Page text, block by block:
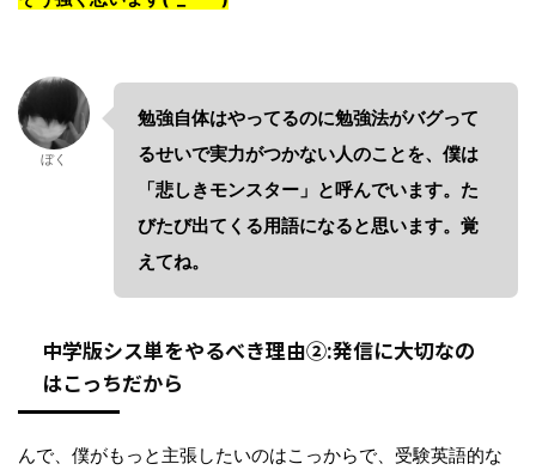
ぼく
勉強自体はやってるのに勉強法がバグって
るせいで実力がつかない人のことを、僕は
「悲しきモンスター」と呼んでいます。た
びたび出てくる用語になると思います。覚
えてね。
中学版シス単をやるべき理由②:発信に大切なの
はこっちだから
んで、僕がもっと主張したいのはこっからで、受験英語的な